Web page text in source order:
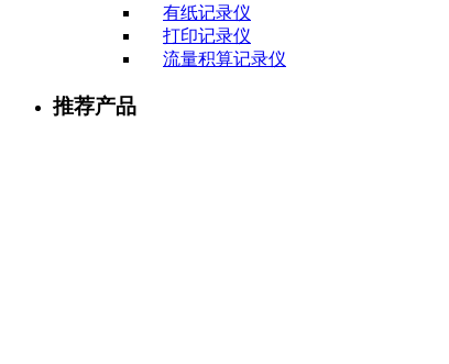
有纸记录仪
打印记录仪
流量积算记录仪
推荐产品